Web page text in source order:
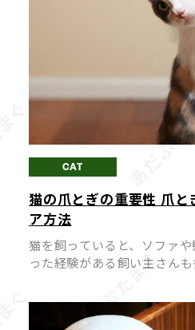
CAT
猫の爪とぎの重要性 爪と
ア方法
猫を飼っていると、ソファ
った経験がある飼い主さん
す。 爪とぎを無理にやめ